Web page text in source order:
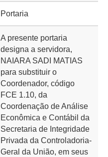
Portaria
A presente portaria
designa a servidora,
NAIARA SADI MATIAS
para substituir o
Coordenador, código
FCE 1.10, da
Coordenação de Análise
Econômica e Contábil da
Secretaria de Integridade
Privada da Controladoria-
Geral da União, em seus